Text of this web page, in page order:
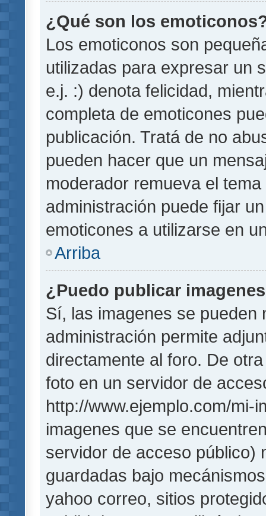
¿Qué son los
Los emoticonos son
utilizadas para expresar un
e.j. :) denota felicidad,
completa de emoticones
publicación. Tratá de no
pueden hacer que un
moderador remueva el
administración puede fijar
emoticones a utilizarse en
Arriba
¿Puedo publicar
Sí, las imagenes se pueden
administración permite
directamente al foro. De
foto en un servidor de
http://www.ejemplo.com/mi-
imagenes que se
servidor de acceso público)
guardadas bajo
yahoo correo, sitios